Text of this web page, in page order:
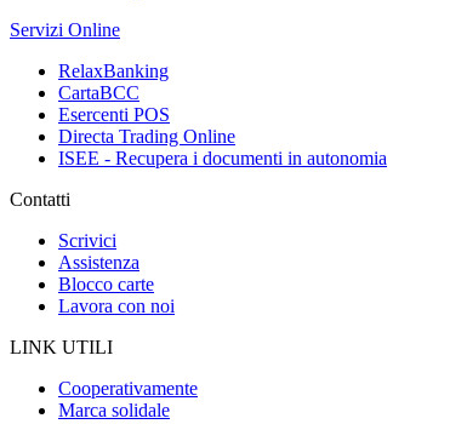
Servizi Online
RelaxBanking
CartaBCC
Esercenti POS
Directa Trading Online
ISEE - Recupera i documenti in autonomia
Contatti
Scrivici
Assistenza
Blocco carte
Lavora con noi
LINK UTILI
Cooperativamente
Marca solidale